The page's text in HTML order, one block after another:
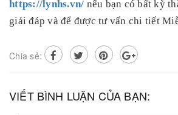
https://lynhs.vn/ nếu bạn có bất kỳ
giải đáp và để được tư vấn chi tiết
Chia sẻ:
VIẾT BÌNH LUẬN CỦA BẠN: